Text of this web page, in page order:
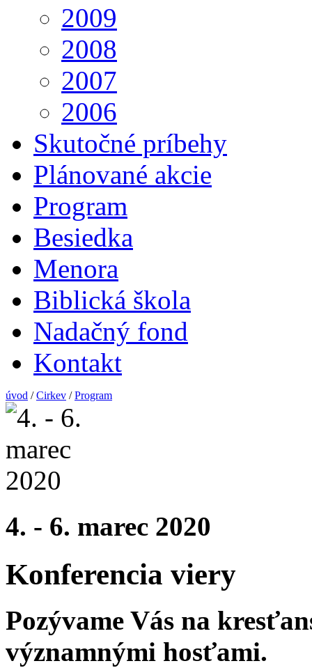
2009
2008
2007
2006
Skutočné príbehy
Plánované akcie
Program
Besiedka
Menora
Biblická škola
Nadačný fond
Kontakt
úvod /Cirkev /Program
4. - 6. marec 2020
Konferencia viery
Pozývame Vás na
významnými hosťami.